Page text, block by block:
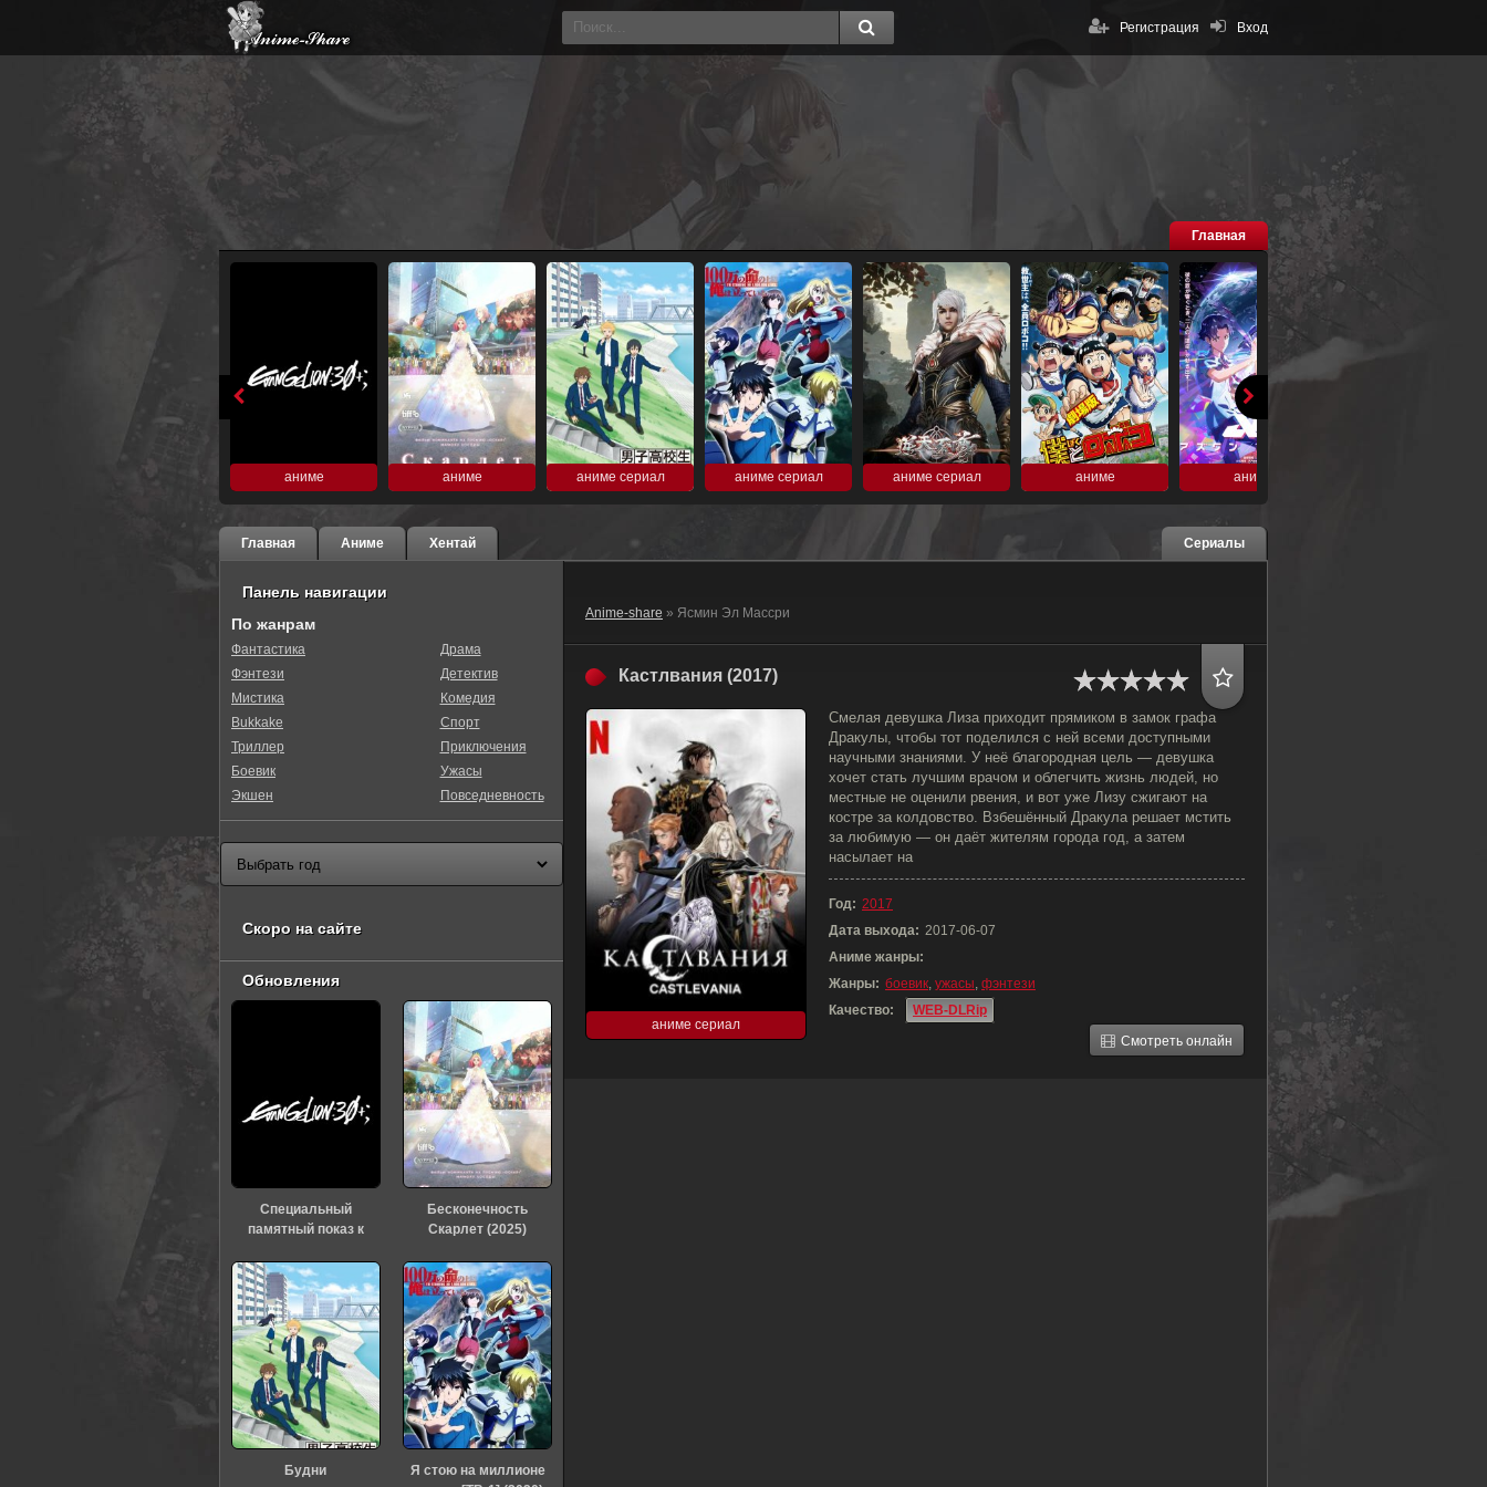
Вход
Регистрация
Главная
аниме аниме аниме сериал аниме сериал аниме сериал аниме аниме
Главная Аниме Хентай Сериалы
Anime-share » Ясмин Эл Массри
Кастлвания (2017)
аниме сериал
Смелая девушка Лиза приходит прямиком в замок графа
Дракулы, чтобы тот поделился с ней всеми доступными
научными знаниями. У неё благородная цель — девушка
хочет стать лучшим врачом и облегчить жизнь людей, но
местные не оценили рвения, и вот уже Лизу сжигают на
костре за колдовство. Взбешённый Дракула решает мстить
за любимую — он даёт жителям города год, а затем
насылает на
Год: 2017
Дата выхода: 2017-06-07
Аниме жанры:
Жанры: боевик, ужасы, фэнтези
Качество:
WEB-DLRip
Смотреть онлайн
Панель навигации
По жанрам
Фантастика
Фэнтези
Мистика
Bukkake
Триллер
Боевик
Экшен
Драма
Детектив
Комедия
Спорт
Приключения
Ужасы
Повседневность
Скоро на сайте
Обновления
Специальный
памятный показ к
«Евангелиона» (2026)
Бесконечность
Скарлет (2025)
Будни
Я стою на миллионе